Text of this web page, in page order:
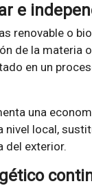
e
renovable o
de la materia
en un
una
nivel local,
del exterior.